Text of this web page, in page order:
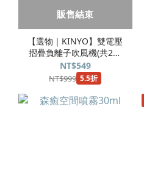
販售結束
【選物｜KINYO】雙電壓
摺疊負離子吹風機(共2色
可選)
NT$549
NT$999 5.5折